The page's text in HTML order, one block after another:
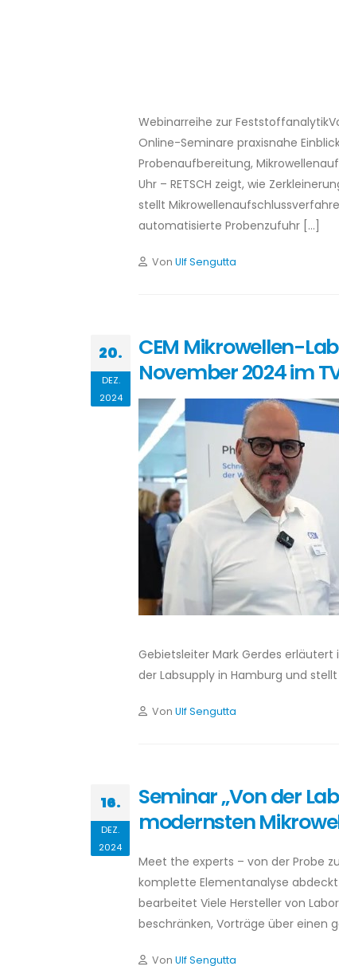
Webinarreihe zur
Online-Seminare praxisnahe
Probenaufbereitung,
Uhr – RETSCH zeigt, wie
stellt
automatisierte Probenzufuhr […]
Von Ulf Sengutta
20.
DEZ.
2024
CEM Mikrowellen-
November 2024 im
Gebietsleiter Mark Gerdes
der Labsupply in Hamburg und
Von Ulf Sengutta
16.
DEZ.
2024
Seminar „Von der
modernsten
Meet the experts – von der Probe
komplette Elementanalyse
bearbeitet Viele Hersteller von
beschränken, Vorträge über einen
Von Ulf Sengutta